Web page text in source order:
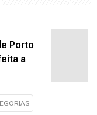
Porto
a